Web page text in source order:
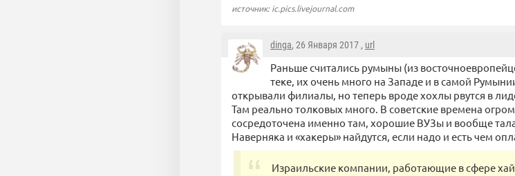
источник: ic.pics.livejournal.com
dinga, 26 Января 2017 , url
Раньше считались румыны (из
теке, их очень много на Западе и в самой
открывали филиалы, но теперь вроде хохлы рвутся в
Там реально толковых много. В советские времена
сосредоточена именно там, хорошие ВУЗы и вообще
Наверняка и «хакеры» найдутся, если надо и есть чем
Израильские компании, работающие в сфере